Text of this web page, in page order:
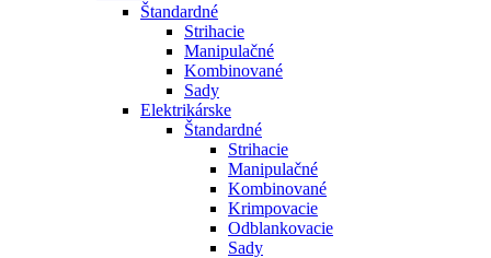
Štandardné
Strihacie
Manipulačné
Kombinované
Sady
Elektrikárske
Štandardné
Strihacie
Manipulačné
Kombinované
Krimpovacie
Odblankovacie
Sady